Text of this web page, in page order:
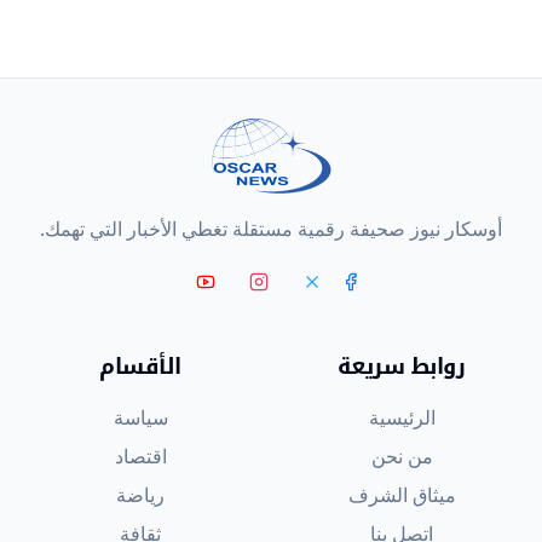
أوسكار نيوز صحيفة رقمية مستقلة تغطي الأخبار التي تهمك.
روابط سريعة
الرئيسية
من نحن
ميثاق الشرف
اتصل بنا
الأقسام
سياسة
اقتصاد
رياضة
ثقافة